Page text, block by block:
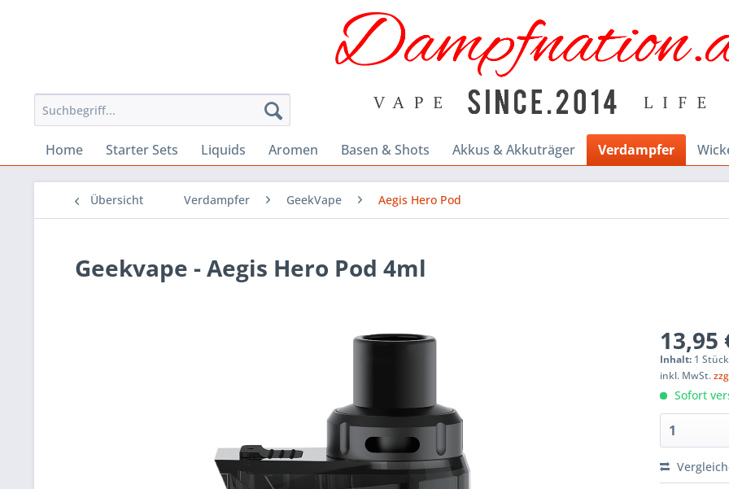
Home Starter Sets Liquids Aromen Basen & Shots Akkus & Akkuträger Verdampfer
Übersicht Verdampfer GeekVape Aegis Hero Pod
Geekvape - Aegis Hero Pod 4ml
13,95
Inhalt: 1 Stück
inkl. MwSt.
Sofort